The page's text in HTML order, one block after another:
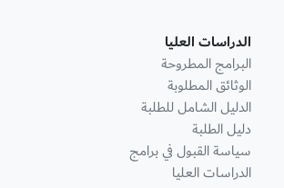
الدراسات العليا
البرامج المطروحة
الوثائق المطلوبة
الدليل الشامل للطلبة
دليل الطلبة
سياسة القبول في برامج
الدراسات العليا